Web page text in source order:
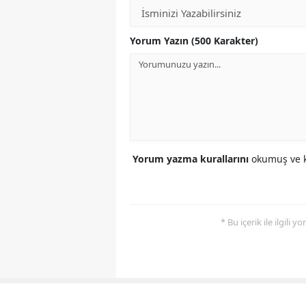
Yorum Yazın (500 Karakter)
Yorum yazma kurallarını okumuş ve
* Bu içerik ile ilgili